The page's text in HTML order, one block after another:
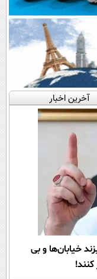
آخرین اخبار
بریزند خیابان‌ها و بی